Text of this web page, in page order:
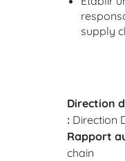
supply
Direction
:Direction
Rapport
chain